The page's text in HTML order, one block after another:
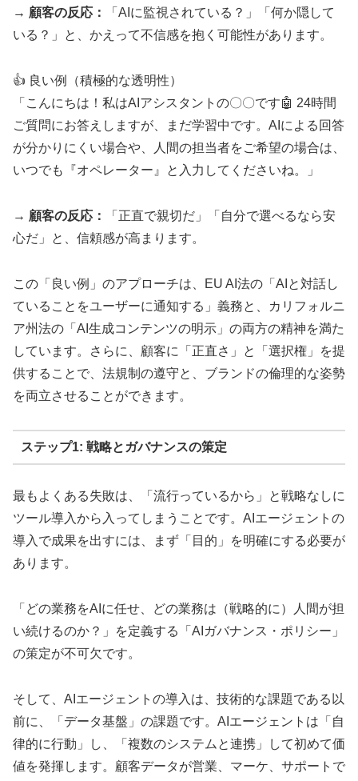
→ 顧客の反応：
「AIに監視されている？」「何か隠して
いる？」と、かえって不信感を抱く可能性があります。
👍 良い例（積極的な透明性）
「こんにちは！私はAIアシスタントの〇〇です🤖 24時間
ご質問にお答えしますが、まだ学習中です。AIによる回答
が分かりにくい場合や、人間の担当者をご希望の場合は、
いつでも『オペレーター』と入力してくださいね。」
→ 顧客の反応：
「正直で親切だ」「自分で選べるなら安
心だ」と、信頼感が高まります。
この「良い例」のアプローチは、EU AI法の「AIと対話し
ていることをユーザーに通知する」義務と、カリフォルニ
ア州法の「AI生成コンテンツの明示」の両方の精神を満た
しています。さらに、顧客に「正直さ」と「選択権」を提
供することで、法規制の遵守と、ブランドの倫理的な姿勢
を両立させることができます。
ステップ1: 戦略とガバナンスの策定
最もよくある失敗は、「流行っているから」と戦略なしに
ツール導入から入ってしまうことです。AIエージェントの
導入で成果を出すには、まず「目的」を明確にする必要が
あります。
「どの業務をAIに任せ、どの業務は（戦略的に）人間が担
い続けるのか？」を定義する「AIガバナンス・ポリシー」
の策定が不可欠です。
そして、AIエージェントの導入は、技術的な課題である以
前に、「データ基盤」の課題です。AIエージェントは「自
律的に行動」し、「複数のシステムと連携」して初めて価
値を発揮します。顧客データが営業、マーケ、サポートで